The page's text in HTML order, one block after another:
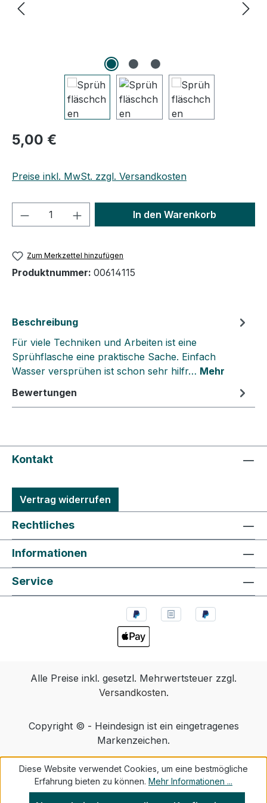
Regulärer Preis:
5,00 €
Preise inkl. MwSt. zzgl. Versandkosten
Produkt Anzahl: Gib denIn den Warenkorb
Zum Merkzettel hinzufügen
Produktnummer: 00614115
Beschreibung
Für viele Techniken und Arbeiten ist eine
Sprühflasche eine praktische Sache. Einfach
Wasser versprühen ist schon sehr hilfr… Mehr
Bewertungen
Kontakt
Vertrag widerrufen
Rechtliches
Informationen
Service
Alle Preise inkl. gesetzl. Mehrwertsteuer zzgl.
Versandkosten.
Copyright © - Heindesign ist ein eingetragenes
Markenzeichen.
Diese Website verwendet Cookies, um eine bestmögliche
Erfahrung bieten zu können. Mehr Informationen ...